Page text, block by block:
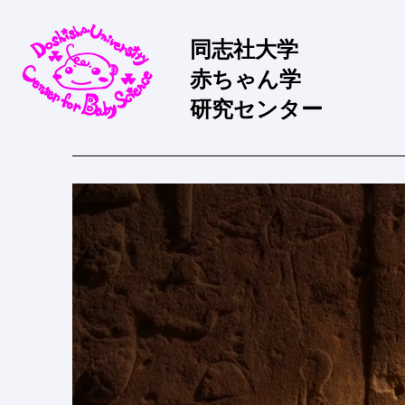
同志社大学
​赤ちゃん学
研究センター